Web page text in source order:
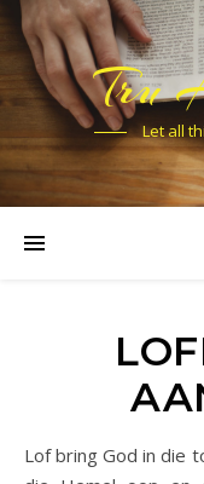
Tru
Let all
Lof bring God in die toneel. Lofprysing maak die poorte van